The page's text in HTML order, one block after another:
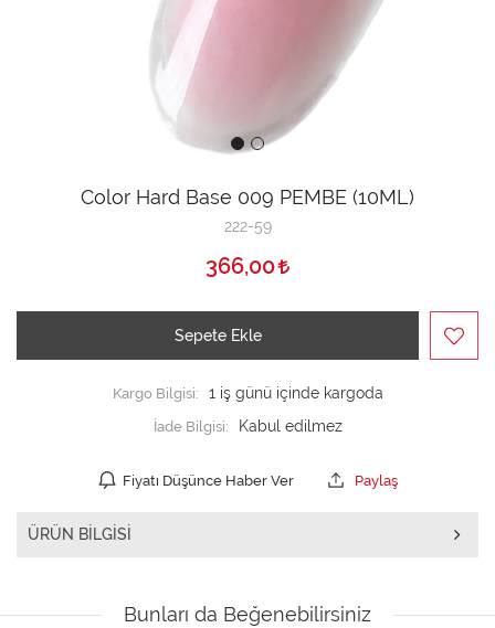
Color Hard Base 009 PEMBE (10ML)
222-59
366,00
Sepete Ekle
Kargo Bilgisi:
1 iş günü içinde kargoda
İade Bilgisi:
Fiyatı Düşünce Haber Ver Paylaş
ÜRÜN BILGISI
Bunları da Beğenebilirsiniz